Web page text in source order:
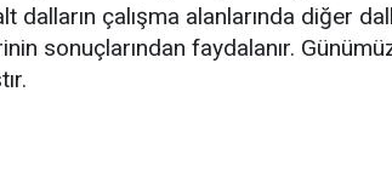
dalların çalışma alanlarında diğer
sonuçlarından faydalanır.